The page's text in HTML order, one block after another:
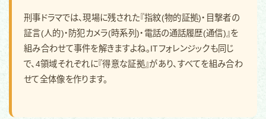
刑事ドラマでは、現場に残された『指紋(物的証拠)・目撃者の
証言(人的)・防犯カメラ(時系列)・電話の通話履歴(通信)』を
組み合わせて事件を解きますよね。ITフォレンジックも同じ
で、4領域それぞれに『得意な証拠』があり、すべてを組み合わ
せて全体像を作ります。